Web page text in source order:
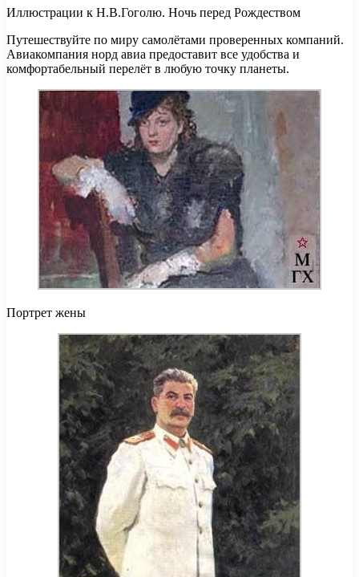
Иллюстрации к Н.В.Гоголю. Ночь перед Рождеством
Путешествуйте по миру самолётами проверенных компаний.
Авиакомпания норд авиа предоставит все удобства и
комфортабельный перелёт в любую точку планеты.
Портрет жены